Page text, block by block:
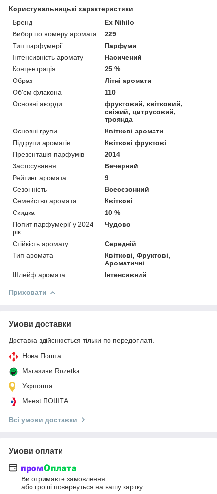
Користувальницькі характеристики
Бренд
Ex Nihilo
Вибор по номеру аромата
229
Тип парфумерії
Парфуми
Інтенсивність аромату
Насичений
Концентрація
25 %
Образ
Літні аромати
Об'єм флакона
110
Основні акорди
фруктовий, квітковий,
свіжий, цитрусовий,
троянда
Основні групи
Квіткові аромати
Підгрупи ароматів
Квіткові фруктові
Презентація парфумів
2014
Застосування
Вечерний
Рейтинг аромата
9
Сезонність
Всесезонний
Семейство аромата
Квіткові
Скидка
10 %
Попит парфумерії у 2024
рік
Чудово
Стійкість аромату
Середній
Тип аромата
Квіткові, Фруктові,
Ароматичні
Шлейф аромата
Інтенсивний
Приховати
Умови доставки
Доставка здійснюється тільки по передоплаті.
Нова Пошта
Магазини Rozetka
Укрпошта
Meest ПОШТА
Всі умови доставки
Умови оплати
Ви отримаєте замовлення
або гроші повернуться на вашу картку